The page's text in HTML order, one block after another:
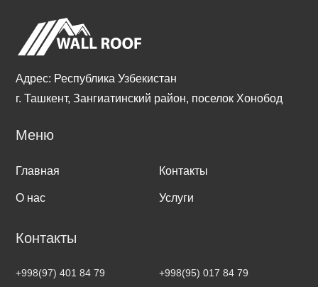
Адрес: Республика Узбекистан
г. Ташкент, Зангиатинский район, поселок Хонобод
Меню
Главная Контакты
О нас Услуги
Контакты
+998(97) 401 84 79 +998(95) 017 84 79